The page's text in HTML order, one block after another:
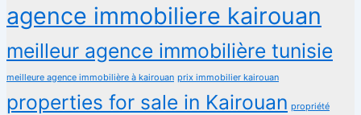
agence immobiliere kairouan
meilleur agence immobilière tunisie
meilleure agence immobilière à kairouan prix immobilier kairouan
properties for sale in Kairouan propriété